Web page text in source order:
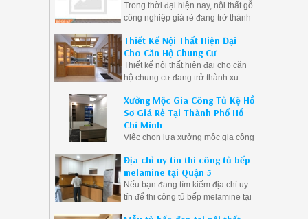
Trong thời đại hiện nay, nội thất gỗ
công nghiệp giá rẻ đang trở thành
gia đình và doanh nghiệp. Với ưu
điểm về giá thành phải chăng, đa
dạng mẫu mã và độ bền cao, nội
thất gỗ công nghiệp là giải pháp lý
không gian sống hiện đại mà vẫn
tiết kiệm chi phí.
Thiết Kế Nội Thất Hiện Đại
Cho Căn Hộ Chung Cư
Thiết kế nội thất hiện đại cho căn
hộ chung cư đang trở thành xu
tinh tế, tối giản và tiện nghi mà nó
mang lại.
Xưởng Mộc Gia Công Tủ Kệ Hồ
Sơ Giá Rẻ Tại Thành Phố Hồ
Chí Minh
Việc chọn lựa xưởng mộc gia công
Hồ Chí Minh không chỉ giúp doanh
nghiệp tiết kiệm chi phí mà còn
đảm bảo được chất lượng sản
phẩm.
Địa chỉ uy tín thi công tủ bếp
melamine tại Quận 5
Nếu bạn đang tìm kiếm địa chỉ uy
tín để thi công tủ bếp melamine tại